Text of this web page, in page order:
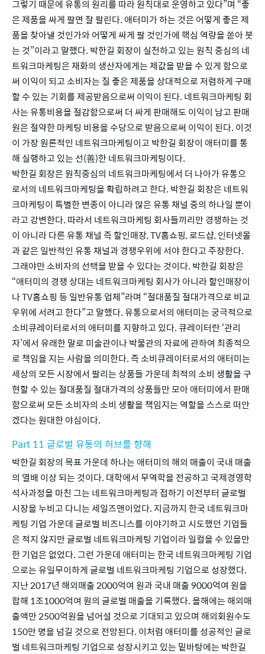
그렇기 때문에 유통의 원리를 따라 원칙대로 운영하고 있다”며 “좋
은 제품을 싸게 팔면 잘 팔린다. 애터미가 하는 것은 어떻게 좋은 제
품을 찾아낼 것인가와 어떻게 싸게 팔 것인가에 핵심 역량을 쏟아 붓
는 것”이라고 말했다. 박한길 회장이 실천하고 있는 원칙 중심의 네
트워크마케팅은 재화의 생산자에게는 제값을 받을 수 있게 함으로
써 이익이 되고 소비자는 질 좋은 제품을 상대적으로 저렴하게 구매
할 수 있는 기회를 제공받음으로써 이익이 된다. 네트워크마케팅 회
사는 유통비용을 절감함으로써 더 싸게 판매해도 이익이 남고 판매
원은 절약한 마케팅 비용을 수당으로 받음으로써 이익이 된다. 이것
이 가장 원론적인 네트워크마케팅이고 박한길 회장이 애터미를 통
해 실행하고 있는 선(善)한 네트워크마케팅이다.
박한길 회장은 원칙중심의 네트워크마케팅에서 더 나아가 유통으
로서의 네트워크마케팅을 확립하려고 한다. 박한길 회장은 네트워
크마케팅이 특별한 변종이 아니라 많은 유통 채널 중의 하나일 뿐이
라고 강변한다. 따라서 네트워크마케팅 회사들끼리만 경쟁하는 것
이 아니라 다른 유통 채널 즉 할인매장, TV홈쇼핑, 로드샵, 인터넷몰
과 같은 일반적인 유통 채널과 경쟁우위에 서야 한다고 주장한다.
그래야만 소비자의 선택을 받을 수 있다는 것이다. 박한길 회장은
“애터미의 경쟁 상대는 네트워크마케팅 회사가 아니라 할인매장이
나 TV홈쇼핑 등 일반유통 업체”라며 “절대품질 절대가격으로 비교
우위에 서려고 한다”고 말했다. 유통으로서의 애터미는 궁극적으로
소비큐레이터로서의 애터미를 지향하고 있다. 큐레이터란 ‘관리
자’에서 유래한 말로 미술관이나 박물관의 자료에 관하여 최종적으
로 책임을 지는 사람을 의미한다. 즉 소비큐레이터로서의 애터미는
세상의 모든 시장에서 팔리는 상품들 가운데 최적의 소비 생활을 구
현할 수 있는 절대품질 절대가격의 상품들만 모아 애터미에서 판매
함으로써 모든 소비자의 소비 생활을 책임지는 역할을 스스로 떠안
겠다는 원대한 야심이다.
Part 11 글로벌 유통의 허브를 향해
박한길 회장의 목표 가운데 하나는 애터미의 해외 매출이 국내 매출
의 열배 이상 되는 것이다. 대학에서 무역학을 전공하고 국제경영학
석사과정을 마친 그는 네트워크마케팅과 접하기 이전부터 글로벌
시장을 누비고 다니는 세일즈맨이었다. 지금까지 한국 네트워크마
케팅 기업 가운데 글로벌 비즈니스를 이야기하고 시도했던 기업들
은 적지 않지만 글로벌 네트워크마케팅 기업이라 일컬을 수 있을만
한 기업은 없었다. 그런 가운데 애터미는 한국 네트워크마케팅 기업
으로는 유일무이하게 글로벌 네트워크마케팅 기업으로 성장했다.
지난 2017년 해외매출 2000억여 원과 국내 매출 9000억여 원을
합해 1조1000억여 원의 글로벌 매출을 기록했다. 올해에는 해외매
출액만 2500억원을 넘어설 것으로 기대되고 있으며 해외회원수도
150만 명을 넘길 것으로 전망된다. 이처럼 애터미를 성공적인 글로
벌 네트워크마케팅 기업으로 성장시키고 있는 밑바탕에는 박한길